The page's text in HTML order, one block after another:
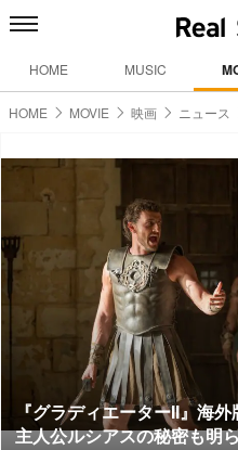
HOME MUSIC
HOME MOVIE 映画 ニュース
『グラディエーターII』海
主人公ルシアスの秘密も明